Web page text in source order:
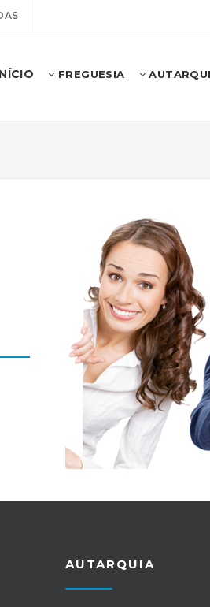
FREGUESIA
AUTARQUIA